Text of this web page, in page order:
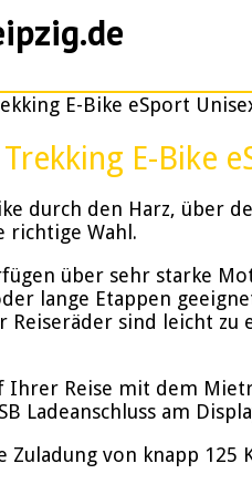
Trekking E-Bike
durch den Harz, über
richtige Wahl.
über sehr starke
lange Etappen
Reiseräder sind leicht
Ihrer Reise mit dem
Ladeanschluss am
Zuladung von knapp